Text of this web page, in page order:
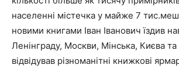
населенні містечка у майже 7
новими книгами Іван Іванович їздив
Ленінграду, Москви, Мінська, Києва та
відвідував різноманітні книжкові